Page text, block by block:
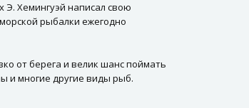
Э. Хемингуэй написал свою
рыбалки ежегодно
от берега и велик шанс поймать
и многие другие виды рыб.